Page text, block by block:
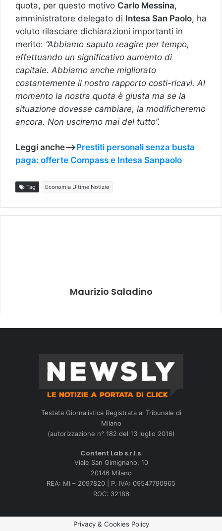
quota, per questo motivo Carlo Messina,
amministratore delegato di Intesa San Paolo, ha
voluto rilasciare dichiarazioni importanti in
merito: “Abbiamo saputo reagire per tempo,
effettuando un significativo aumento di
capitale. Abbiamo anche migliorato
costantemente il nostro rapporto costi-ricavi. Al
momento la nostra quota è giusta ma se la
situazione dovesse cambiare, la modificheremo
ancora. Non usciremo mai del tutto”.
Leggi anche—>Prestiti personali senza busta
paga: offerte Compass e Intesa Sanpaolo
Tag Economia Ultime Notizie
Maurizio Saladino
Testata Giornalistica Registrata al Tribunale di
Milano
(autorizzazione n° 182 del 13 luglio 2016)
Content Lab s.r.l.s.
Viale San Gimignano, 10
20146 Milano
REA: MI – 2097820 | P. IVA: 09547790965
ROC: 32186
Privacy & Cookies Policy